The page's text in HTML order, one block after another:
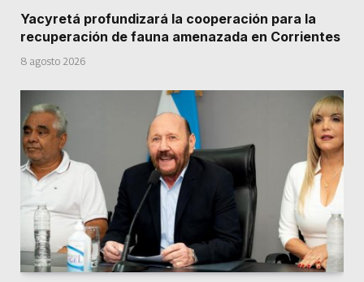
Yacyretá profundizará la cooperación para la
recuperación de fauna amenazada en Corrientes
8 agosto 2026